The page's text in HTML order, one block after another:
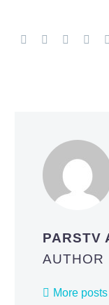
PARSTV
AUTHOR
More